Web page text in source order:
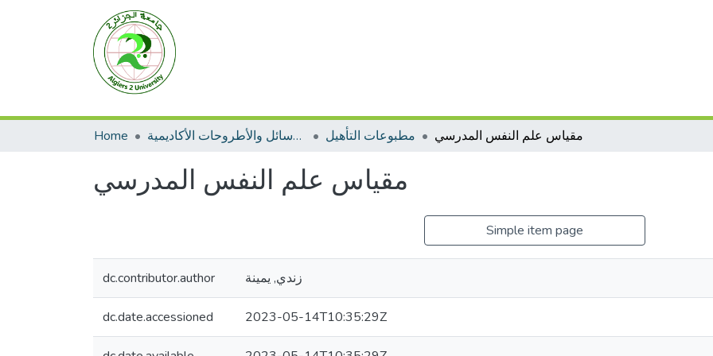
Home الرسائل والأطروحات الأكاديمية مطبوعات التأهيل مقياس علم النفس المدرسي
مقياس علم النفس المدرسي
Simple item page
dc.contributor.author زندي, يمينة
dc.date.accessioned 2023-05-14T10:35:29Z